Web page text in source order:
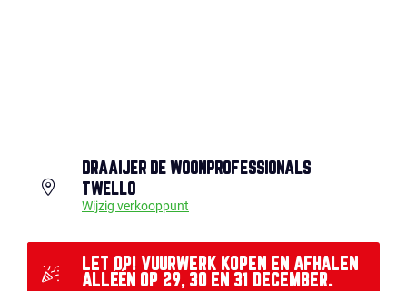
DRAAIJER DE WOONPROFESSIONALS
TWELLO
Wijzig verkooppunt
LET OP! VUURWERK KOPEN EN AFHALEN
ALLÉÉN OP 29, 30 EN 31 DECEMBER.